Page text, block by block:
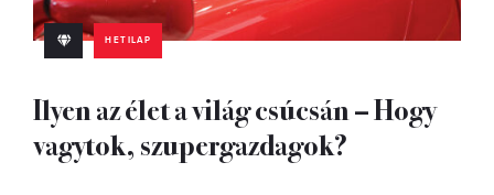
HETILAP
Ilyen az élet a világ csúcsán – Hogy
vagytok, szupergazdagok?